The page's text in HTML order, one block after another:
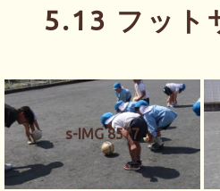
5.13 フット
s-IMG 8577